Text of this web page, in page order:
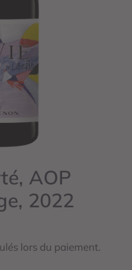
AOP
2022
lors du paiement.